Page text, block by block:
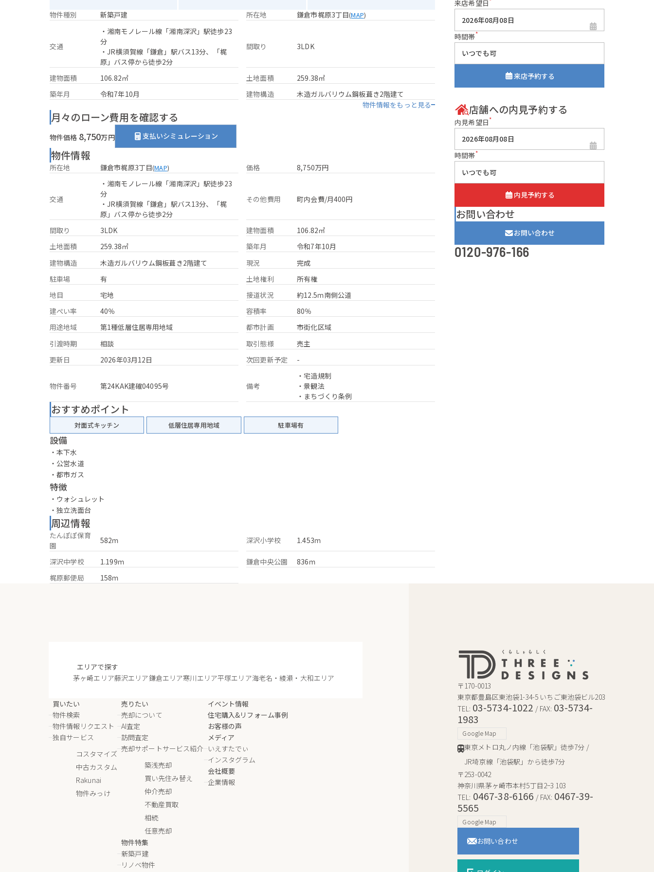
物件種別
新築戸建 所在地 鎌倉市梶原3丁目(MAP)
交通
・湘南モノレール線「湘南深沢」駅徒歩23
分
・JR横須賀線「鎌倉」駅バス13分、「梶
原」バス停から徒歩2分
間取り 3LDK
建物面積 106.82㎡ 土地面積
259.38㎡
築年月
令和7年10月 建物構造
木造ガルバリウム鋼板葺き2階建て
物件情報をもっと見る
月々のローン費用を確認する
物件価格 8,750万円 支払いシミュレーション
物件情報
所在地 鎌倉市梶原3丁目(MAP) 価格 8,750万円
交通
・湘南モノレール線「湘南深沢」駅徒歩23
分
・JR横須賀線「鎌倉」駅バス13分、「梶
原」バス停から徒歩2分
その他費用 町内会費/月400円
間取り 3LDK 建物面積
106.82㎡
土地面積
259.38㎡ 築年月
令和7年10月
建物構造
木造ガルバリウム鋼板葺き2階建て 現況
完成
駐車場
有 土地権利
所有権
地目
宅地 接道状況
約12.5ｍ南側公道
建ぺい率
40％ 容積率
80％
用途地域
第1種低層住居専用地域 都市計画
市街化区域
引渡時期
相談 取引態様
売主
更新日
2026年03月12日 次回更新予定 -
物件番号 第24KAK建確04095号 備考
・宅造規制
・景観法
・まちづくり条例
おすすめポイント
対面式キッチン 低層住居専用地域 駐車場有
設備
・本下水
・公営水道
・都市ガス
特徴
・ウォシュレット
・独立洗面台
周辺情報
たんぽぽ保育
園
582ｍ 深沢小学校 1.453ｍ
深沢中学校 1.199ｍ 鎌倉中央公園
836ｍ
梶原郵便局
158ｍ
来店希望日
時間帯*
来店予約する
店舗への内見予約する
内見希望日*
時間帯*
内見予約する
お問い合わせ
お問い合わせ
0120-976-166
エリアで探す
茅ヶ崎エリア藤沢エリア鎌倉エリア寒川エリア平塚エリア海老名・綾瀬・大和エリア
買いたい
物件検索
物件情報リクエスト
独自サービス
コスタマイズ
中古カスタム
Rakunai
物件みっけ
売りたい
売却について
AI査定
訪問査定
売却サポートサービス紹介
築浅売却
買い先住み替え
仲介売却
不動産買取
相続
任意売却
物件特集
新築戸建
リノベ物件
イベント情報
住宅購入&リフォーム事例
お客様の声
メディア
いえすたでぃ
インスタグラム
会社概要
企業情報
〒170-0013
東京都豊島区東池袋1-34-5 いちご東池袋ビル203
TEL: 03-5734-1022 / FAX: 03-5734-
1983
Google Map
東京メトロ丸ノ内線「池袋駅」徒歩7分 /
JR埼京線「池袋駅」から徒歩7分
〒253-0042
神奈川県茅ヶ崎市本村5丁目2−3 103
TEL: 0467-38-6166 / FAX: 0467-39-
5565
Google Map
お問い合わせ